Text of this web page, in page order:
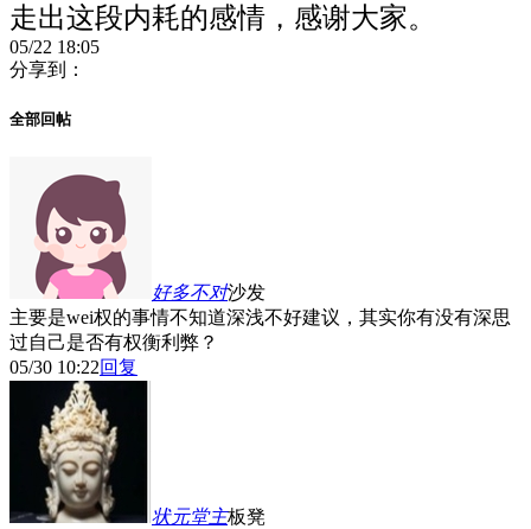
走出这段内耗的感情，感谢大家。
05/22 18:05
分享到：
全部回帖
好多不对沙发
主要是wei权的事情不知道深浅不好建议，其实你有没有深思
过自己是否有权衡利弊？
05/30 10:22回复
状元堂主板凳